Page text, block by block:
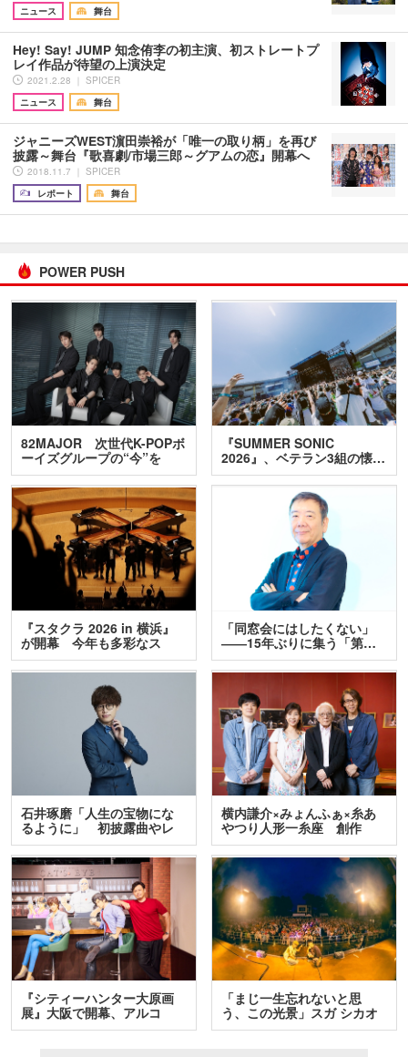
ニュース
舞台
Hey! Say! JUMP 知念侑李の初主演、初ストレートプ
レイ作品が待望の上演決定
2021.2.28 ｜ SPICER
ニュース
舞台
ジャニーズWEST濵田崇裕が「唯一の取り柄」を再び
披露～舞台『歌喜劇/市場三郎～グアムの恋』開幕へ
2018.11.7 ｜ SPICER
レポート
舞台
POWER PUSH
82MAJOR 次世代K-POPボ
ーイズグループの“今”を
訊…
『SUMMER SONIC
2026』、ベテラン3組の懐…
『スタクラ 2026 in 横浜』
が開幕 今年も多彩なス
テ…
「同窓会にはしたくない」
――15年ぶりに集う「第…
石井琢磨「人生の宝物にな
るように」 初披露曲やレ
ア…
横内謙介×みょんふぁ×糸あ
やつり人形一糸座 創作
人…
『シティーハンター大原画
展』大阪で開幕、アルコ
＆…
「まじ一生忘れないと思
う、この光景」スガ シカオ
と…